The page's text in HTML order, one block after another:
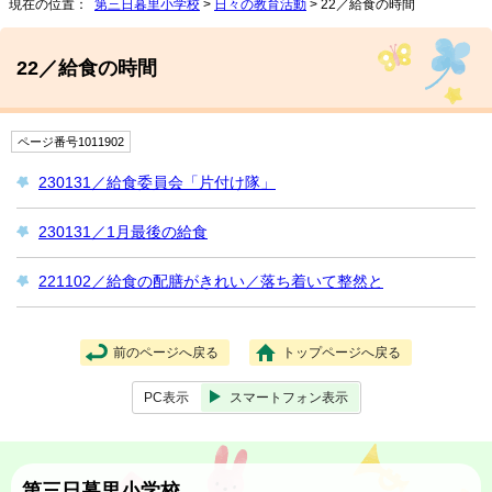
現在の位置： 第三日暮里小学校 > 日々の教育活動 > 22／給食の時間
22／給食の時間
ページ番号1011902
230131／給食委員会「片付け隊」
230131／1月最後の給食
221102／給食の配膳がきれい／落ち着いて整然と
前のページへ戻る トップページへ戻る
PC表示 スマートフォン表示